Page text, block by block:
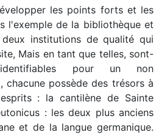
les points forts et les
l'exemple de la bibliothèque et
institutions de qualité qui
Mais en tant que telles, sont-
pour un non
chacune possède des trésors à
: la cantilène de Sainte
: les deux plus anciens
et de la langue germanique.